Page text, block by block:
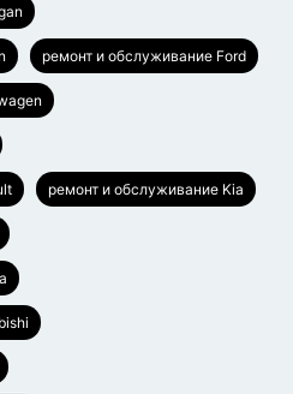
ремонт и обслуживание Ford
ремонт и обслуживание Kia